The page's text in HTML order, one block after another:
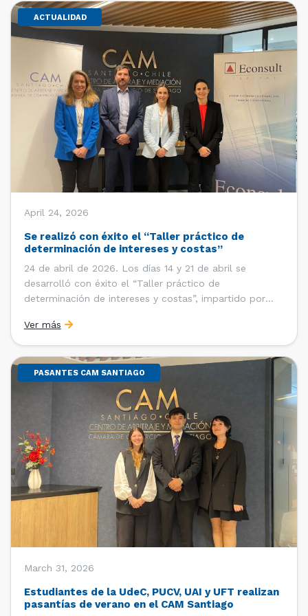
ACTUALIDAD
April 24, 2026
Se realizó con éxito el “Taller práctico de
determinación de intereses y costas”
24 de abril de 2026. Los días 14 y 21 de abril se
desarrolló con éxito el “Taller práctico de
determinación de intereses y costas”, impartido por
Universidad Católica de Chile y Magíster en Economía
de la Universidad de Chicago) y María Luisa Petitpas
[…]
Ver más
PASANTES CAM SANTIAGO
March 31, 2026
Estudiantes de la UdeC, PUCV, UAI y UFT realizan
pasantías de verano en el CAM Santiago